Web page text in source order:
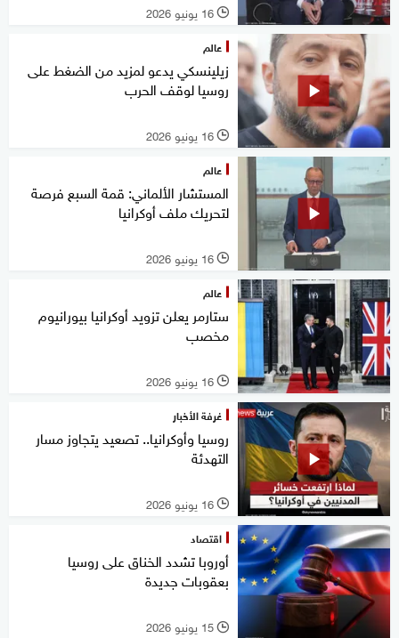
l 16 يونيو 2026
عالم
زيلينسكي يدعو لمزيد من الضغط على
روسيا لوقف الحرب
l 16 يونيو 2026
عالم
المستشار الألماني: قمة السبع فرصة
لتحريك ملف أوكرانيا
l 16 يونيو 2026
عالم
ستارمر يعلن تزويد أوكرانيا بيورانيوم
مخصب
l 16 يونيو 2026
غرفة الأخبار
روسيا وأوكرانيا.. تصعيد يتجاوز مسار
التهدئة
l 16 يونيو 2026
اقتصاد
أوروبا تشدد الخناق على روسيا
بعقوبات جديدة
l 15 يونيو 2026